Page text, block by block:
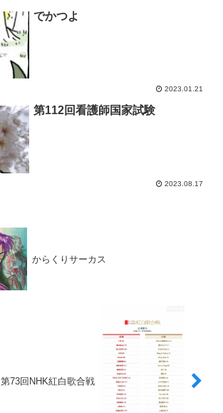
でかつよ
2023.01.21
第112回看護師国家試験
2023.08.17
からくりサーカス
第73回NHK紅白歌合戦